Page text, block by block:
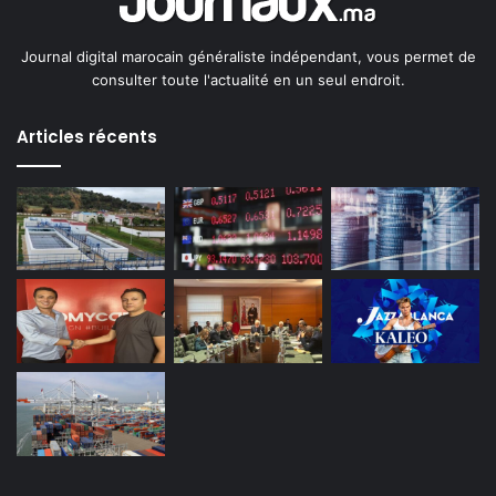
Journal digital marocain généraliste indépendant, vous permet de
consulter toute l'actualité en un seul endroit.
Articles récents